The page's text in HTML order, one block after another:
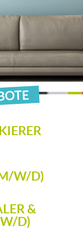
W/D)
&
D)